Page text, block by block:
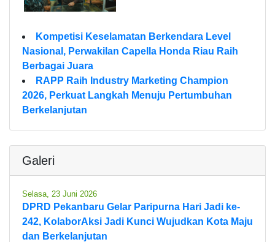
Kompetisi Keselamatan Berkendara Level
Nasional, Perwakilan Capella Honda Riau Raih
Berbagai Juara
RAPP Raih Industry Marketing Champion
2026, Perkuat Langkah Menuju Pertumbuhan
Berkelanjutan
Galeri
Selasa, 23 Juni 2026
DPRD Pekanbaru Gelar Paripurna Hari Jadi ke-
242, KolaborAksi Jadi Kunci Wujudkan Kota Maju
dan Berkelanjutan